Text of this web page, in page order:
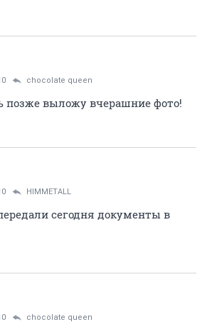
chocolate queen
позже выложу вчерашние фото!
HIMMETALL
сегодня документы в
chocolate queen